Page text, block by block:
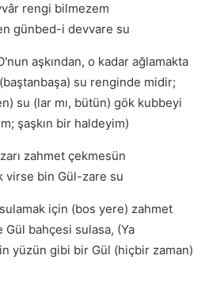
rengi bilmezem
günbed-i devvare su
aşkından, o kadar ağlamakta
su renginde midir;
su (lar mı, bütün) gök kubbeyi
şaşkın bir haldeyim)
zahmet çekmesün
virse bin Gül-zare su
için (bos yere) zahmet
bahçesi sulasa, (Ya
yüzün gibi bir Gül (hiçbir zaman)